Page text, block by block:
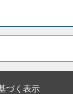
づく表示